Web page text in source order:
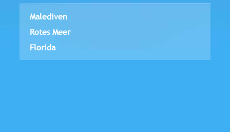
Malediven
Rotes Meer
Florida